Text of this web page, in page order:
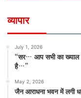
व्यापार
July 1, 2026
“सर… आप सभी का ख्याल
है…”
May 2, 2026
जैन आराधना भवन में लगी